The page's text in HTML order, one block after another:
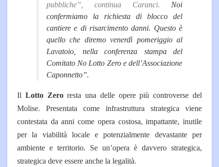
pubbliche”, continua Caranci. Noi
confermiamo la richiesta di blocco del
cantiere e di risarcimento danni. Questo è
quello che diremo venerdì pomeriggio al
Lavatoio, nella conferenza stampa del
Comitato No Lotto Zero e dell’Associazione
Caponnetto”.
Il Lotto Zeroresta una delle opere più controverse del
Molise. Presentata come infrastruttura strategica viene
contestata da anni come opera costosa, impattante, inutile
per la viabilità locale e potenzialmente devastante per
ambiente e territorio. Se un’opera è davvero strategica,
strategica deve essere anche la legalità.